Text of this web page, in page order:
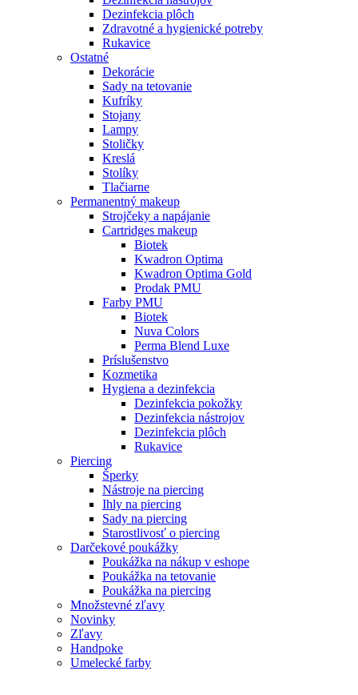
Dezinfekcia plôch
Zdravotné a hygienické potreby
Rukavice
Ostatné
Dekorácie
Sady na tetovanie
Kufríky
Stojany
Lampy
Stoličky
Kreslá
Stolíky
Tlačiarne
Permanentný makeup
Strojčeky a napájanie
Cartridges makeup
Biotek
Kwadron Optima
Kwadron Optima Gold
Prodak PMU
Farby PMU
Biotek
Nuva Colors
Perma Blend Luxe
Príslušenstvo
Kozmetika
Hygiena a dezinfekcia
Dezinfekcia pokožky
Dezinfekcia nástrojov
Dezinfekcia plôch
Rukavice
Piercing
Šperky
Nástroje na piercing
Ihly na piercing
Sady na piercing
Starostlivosť o piercing
Darčekové poukážky
Poukážka na nákup v eshope
Poukážka na tetovanie
Poukážka na piercing
Množstevné zľavy
Novinky
Zľavy
Handpoke
Umelecké farby